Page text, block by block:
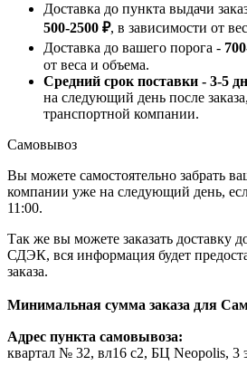
Доставка до пункта выдачи
500-2500 ₽, в зависимости от
Доставка до вашего порога -
от веса и объема.
Средний срок поставки - 3-5
на следующий день после
транспортной компании.
Самовывоз
Вы можете самостоятельно забрать
компании уже на следующий день,
11:00.
Так же вы можете заказать доставку
СДЭК, вся информация будет
заказа.
Минимальная сумма заказа для
Адрес пункта самовывоза:
квартал № 32, вл16 с2, БЦ Neopolis, 3